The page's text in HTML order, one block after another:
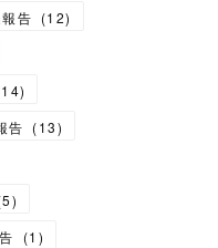
告 (12)
14)
告 (13)
5)
(1 )